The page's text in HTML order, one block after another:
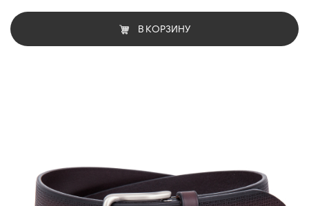
В КОРЗИНУ